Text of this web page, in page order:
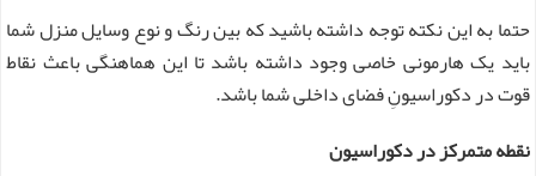
حتما به این نکته توجه داشته باشید که بین رنگ و نوع وسایل منزل شما
باید یک هارمونی خاصی وجود داشته باشد تا این هماهنگی باعث نقاط
قوت در دکوراسیونِ فضای داخلی شما باشد.
نقطه متمرکز در دکوراسیون